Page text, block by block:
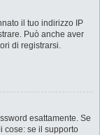
il tuo indirizzo IP
Può anche aver
di registrarsi.
esattamente. Se
cose: se il supporto